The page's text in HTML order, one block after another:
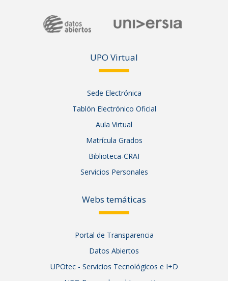
UPO Virtual
Sede Electrónica
Tablón Electrónico Oficial
Aula Virtual
Matrícula Grados
Biblioteca-CRAI
Servicios Personales
Webs temáticas
Portal de Transparencia
Datos Abiertos
UPOtec - Servicios Tecnológicos e I+D